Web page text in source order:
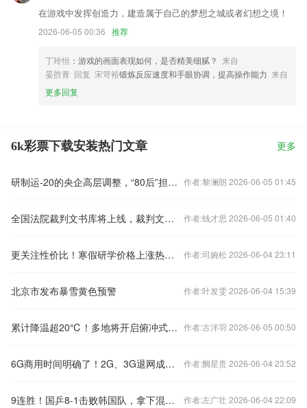
在游戏中发挥创造力，建造属于自己的梦想之城或者幻想之境！
2026-06-05 00:36 推荐
丁玲恒 ：游戏的画面表现如何，是否精美细腻？ 来自
晏胜青 回复 宋苛裕锻炼反应速度和手眼协调，提高操作能力 来自
更多回复
6k彩票下载安装热门文章 更多
研制运-20的央企高层调整，“80后”担任总经理 作者:黎澜朗 2026-06-05 01:45
全国法院裁判文书库将上线，裁判文书公开何去何从？ 作者:钱才思 2026-06-05 01:40
更关注性价比！寒假研学价格上涨热度下降 作者:司婉松 2026-06-04 23:11
北京市发布暴雪黄色预警 作者:叶发雯 2026-06-04 15:39
累计降温超20℃！多地将开启俯冲式降温 作者:古洋羽 2026-06-05 00:50
6G商用时间明确了！2G、3G退网成必然 老用户怎么办？ 作者:阙星贵 2026-06-04 23:52
9连胜！国乒8-1击败韩国队，拿下混合团体世界杯冠军 作者:左广壮 2026-06-04 22:09